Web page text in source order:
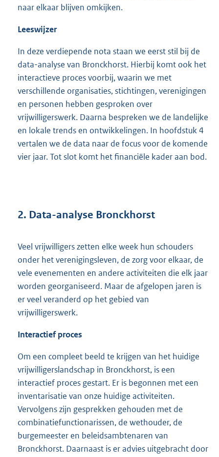
naar elkaar blijven omkijken.
Leeswijzer
In deze verdiepende nota staan we eerst stil bij de
data-analyse van Bronckhorst. Hierbij komt ook het
interactieve proces voorbij, waarin we met
verschillende organisaties, stichtingen, verenigingen
en personen hebben gesproken over
vrijwilligerswerk. Daarna bespreken we de landelijke
en lokale trends en ontwikkelingen. In hoofdstuk 4
vertalen we de data naar de focus voor de komende
vier jaar. Tot slot komt het financiële kader aan bod.
2. Data-analyse Bronckhorst
Veel vrijwilligers zetten elke week hun schouders
onder het verenigingsleven, de zorg voor elkaar, de
vele evenementen en andere activiteiten die elk jaar
worden georganiseerd. Maar de afgelopen jaren is
er veel veranderd op het gebied van
vrijwilligerswerk.
Interactief proces
Om een compleet beeld te krijgen van het huidige
vrijwilligerslandschap in Bronckhorst, is een
interactief proces gestart. Er is begonnen met een
inventarisatie van onze huidige activiteiten.
Vervolgens zijn gesprekken gehouden met de
combinatiefunctionarissen, de wethouder, de
burgemeester en beleidsambtenaren van
Bronckhorst. Daarnaast is er advies uitgebracht door